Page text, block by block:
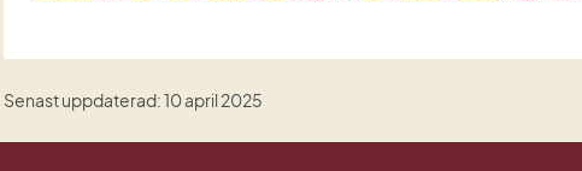
Senast uppdaterad: 10 april 2025